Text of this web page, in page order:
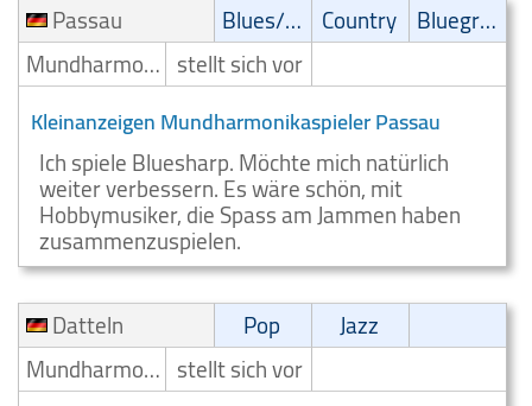
Passau Blues/Swing Country
Bluegrass
Mundharmonikaspieler stellt sich vor
Kleinanzeigen Mundharmonikaspieler Passau
Ich spiele Bluesharp. Möchte mich natürlich
weiter verbessern. Es wäre schön, mit
Hobbymusiker, die Spass am Jammen haben
zusammenzuspielen.
Datteln
Pop
Jazz
Mundharmonikaspieler stellt sich vor